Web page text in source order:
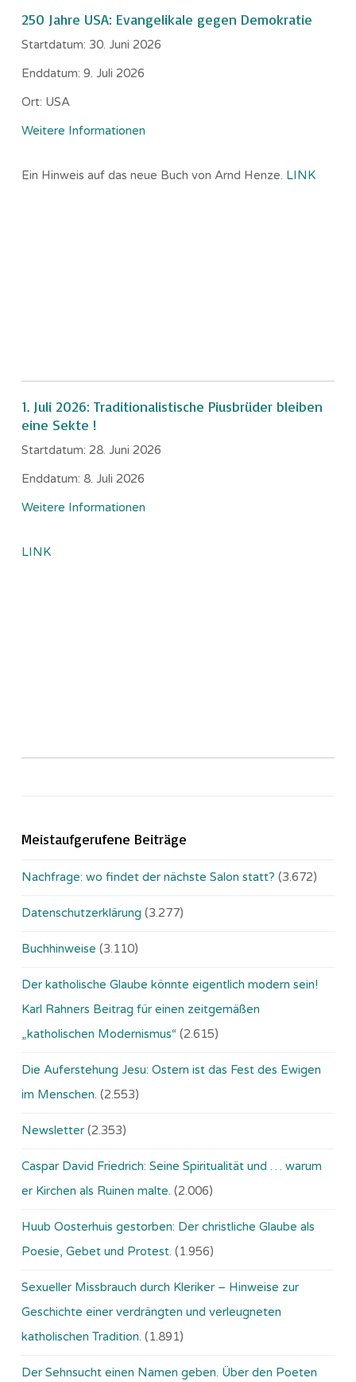
250 Jahre USA: Evangelikale gegen Demokratie
Startdatum: 30. Juni 2026
Enddatum: 9. Juli 2026
Ort: USA
Weitere Informationen
Ein Hinweis auf das neue Buch von Arnd Henze. LINK
1. Juli 2026: Traditionalistische Piusbrüder bleiben
eine Sekte !
Startdatum: 28. Juni 2026
Enddatum: 8. Juli 2026
Weitere Informationen
LINK
Meistaufgerufene Beiträge
Nachfrage: wo findet der nächste Salon statt? (3.672)
Datenschutzerklärung (3.277)
Buchhinweise (3.110)
Der katholische Glaube könnte eigentlich modern sein!
Karl Rahners Beitrag für einen zeitgemäßen
„katholischen Modernismus“ (2.615)
Die Auferstehung Jesu: Ostern ist das Fest des Ewigen
im Menschen. (2.553)
Newsletter (2.353)
Caspar David Friedrich: Seine Spiritualität und … warum
er Kirchen als Ruinen malte. (2.006)
Huub Oosterhuis gestorben: Der christliche Glaube als
Poesie, Gebet und Protest. (1.956)
Sexueller Missbrauch durch Kleriker – Hinweise zur
Geschichte einer verdrängten und verleugneten
katholischen Tradition. (1.891)
Der Sehnsucht einen Namen geben. Über den Poeten